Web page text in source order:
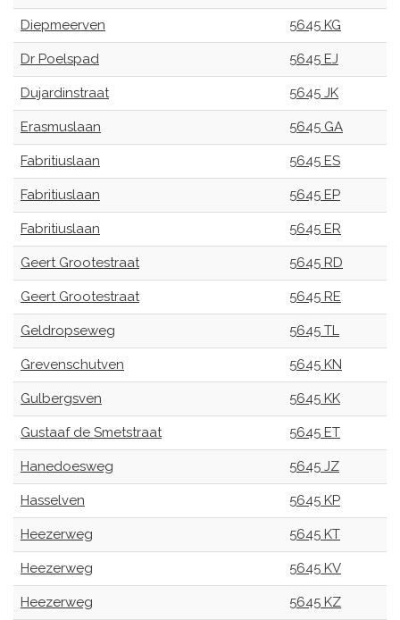
Diepmeerven 5645 KG
Dr Poelspad 5645 EJ
Dujardinstraat 5645 JK
Erasmuslaan 5645 GA
Fabritiuslaan 5645 ES
Fabritiuslaan 5645 EP
Fabritiuslaan 5645 ER
Geert Grootestraat 5645 RD
Geert Grootestraat 5645 RE
Geldropseweg 5645 TL
Grevenschutven 5645 KN
Gulbergsven 5645 KK
Gustaaf de Smetstraat 5645 ET
Hanedoesweg 5645 JZ
Hasselven 5645 KP
Heezerweg 5645 KT
Heezerweg 5645 KV
Heezerweg 5645 KZ